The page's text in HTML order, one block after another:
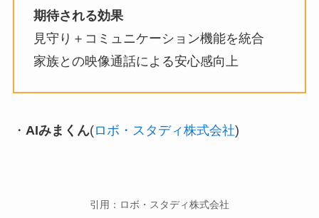
期待される効果
見守り＋コミュニケーション機能を統合
家族との映像通話による安心感向上
・ AIみまくん(ロボ・スタディ株式会社)
引用：ロボ・スタディ株式会社